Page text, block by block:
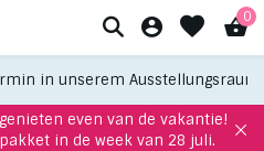
0
Ausstellungsraum
even van de vakantie!
in de week van 28 juli.